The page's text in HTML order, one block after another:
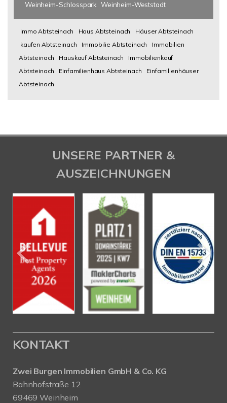
Weinheim-Schlosspark Weinheim-Weststadt
Immo Abtsteinach Haus Abtsteinach
Häuser Abtsteinach
kaufen Abtsteinach
Immobilie Abtsteinach
Immobilien
Abtsteinach
Hauskauf Abtsteinach
Immobilienkauf
Abtsteinach
Einfamilienhaus Abtsteinach
Einfamilienhäuser
Abtsteinach
UNSERE PARTNER &
AUSZEICHNUNGEN
KONTAKT
Zwei Burgen Immobilien GmbH & Co. KG
Bahnhofstraße 12
69469 Weinheim